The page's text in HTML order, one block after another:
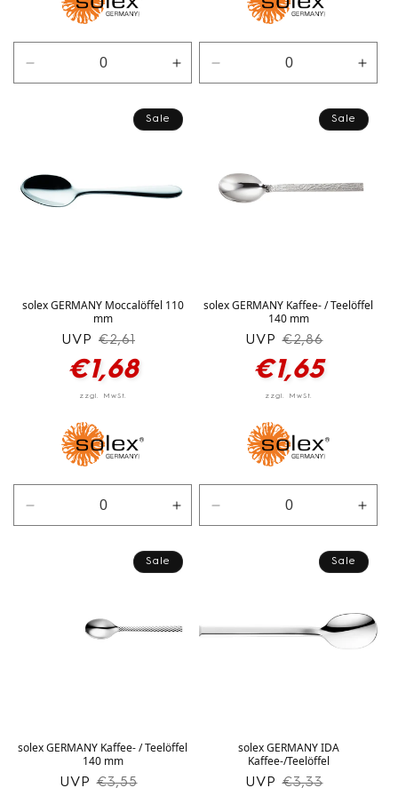
Verringere
die
Erhöhe
die
Menge
für
Verringere
die
die
für
Sale
solex GERMANY Moccalöffel 110
mm
Normaler
Preis
UVP €2,61
Verkaufspreis
€1,68
Verringere
die
Erhöhe
die
Menge
für
Sale
solex GERMANY Kaffee- / Teelöffel
140 mm
Normaler
Preis
UVP €2,86
Verkaufspreis
€1,65
Verringere
die
die
für
Sale
solex GERMANY Kaffee- / Teelöffel
140 mm
Normaler
UVP €3,55
Verkaufspreis
Sale
solex GERMANY IDA
Kaffee-/Teelöffel
Normaler
UVP €3,33
Verkaufspreis